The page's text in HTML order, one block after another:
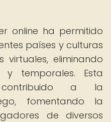
online ha permitido
países y culturas
virtuales, eliminando
y temporales. Esta
a la
fomentando la
de diversos